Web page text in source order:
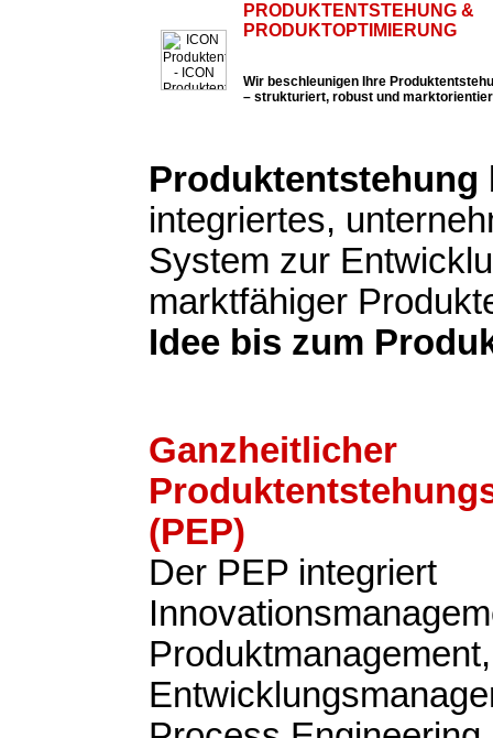
PRODUKTENTSTEHUNG &
PRODUKTOPTIMIERUNG
Wir beschleunigen Ihre
– strukturiert, robust und
Produktentstehung
integriertes,
System zur
marktfähiger
Idee bis zum
Ganzheitlicher
(PEP)
Der PEP integriert
Produktmanagement,